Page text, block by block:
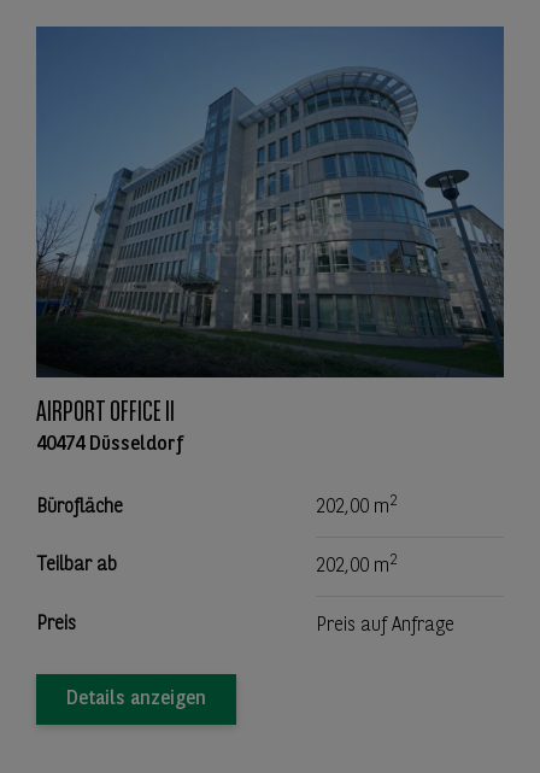
AIRPORT OFFICE II
40474 Düsseldorf
Bürofläche 202,00 m2
Teilbar ab 202,00 m2
Preis Preis auf Anfrage
Details anzeigen